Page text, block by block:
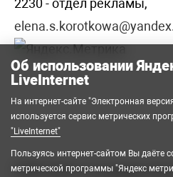
2230 - отдел рекламы,
2008-2026 ©
Об использовании
LiveInternet
На интернет-сайте "Электронная
используется сервис метрических
"LiveInternet"
Пользуясь интернет-сайтом Вы даёте
метрической программы "Яндекс